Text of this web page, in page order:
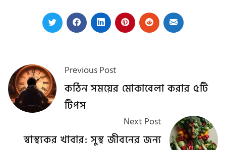
Previous Post
কঠিন সময়ের মোকাবেলা করার ৫টি
টিপস
Next Post
স্বাস্থ্যকর খাবার: সুস্থ জীবনের জন্য